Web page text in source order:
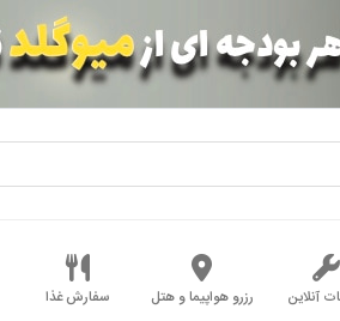
آنلاین رزرو هواپیما و هتل سفارش غذا